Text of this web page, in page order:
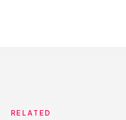
RELATED